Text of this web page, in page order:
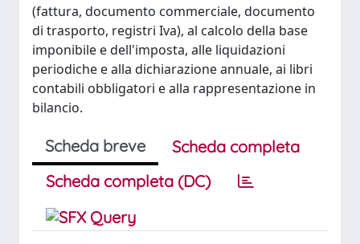
(fattura, documento commerciale, documento
di trasporto, registri Iva), al calcolo della base
imponibile e dell'imposta, alle liquidazioni
periodiche e alla dichiarazione annuale, ai libri
contabili obbligatori e alla rappresentazione in
bilancio.
Scheda breve
Scheda completa
Scheda completa (DC)